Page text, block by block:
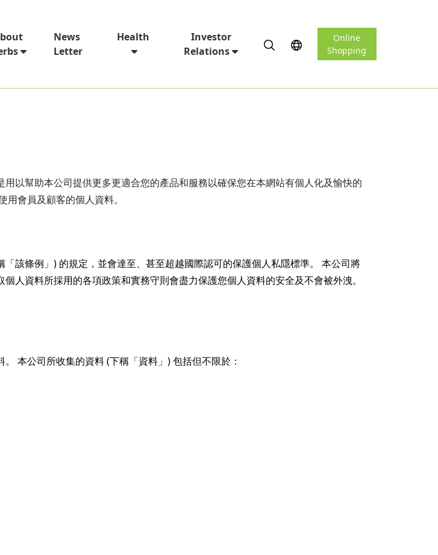
News
Letter
Health
Investor
Relations
Online
Shopping
以幫助本公司提供更多更適合您的產品和服務以確保您在本網站有個人化及愉快的
會員及顧客的個人資料。
該條例」) 的規定，並會達至、甚至超越國際認可的保護個人私隱標準。 本公司將
人資料所採用的各項政策和實務守則會盡力保護您個人資料的安全及不會被外洩。
本公司所收集的資料 (下稱「資料」) 包括但不限於：